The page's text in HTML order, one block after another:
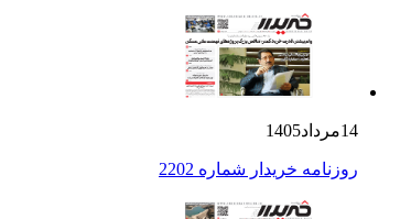
14مرداد1405
روزنامه خریدار شماره 2202